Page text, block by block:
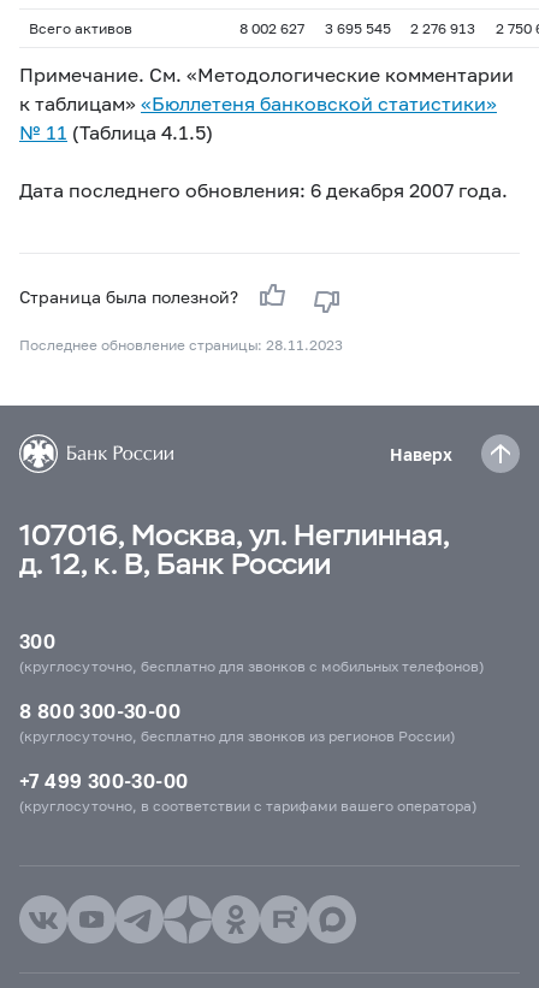
Всего активов 8 002 627 3 695 545 2 276 913 2 750
Примечание. См. «Методологические комментарии
к таблицам» «Бюллетеня банковской статистики»
№ 11 (Таблица 4.1.5)
Дата последнего обновления: 6 декабря 2007 года.
Страница была полезной?
Последнее обновление страницы: 28.11.2023
Наверх
107016, Москва, ул. Неглинная,
д. 12, к. В, Банк России
300
(круглосуточно, бесплатно для звонков с мобильных телефонов)
8 800 300-30-00
(круглосуточно, бесплатно для звонков из регионов России)
+7 499 300-30-00
(круглосуточно, в соответствии с тарифами вашего оператора)